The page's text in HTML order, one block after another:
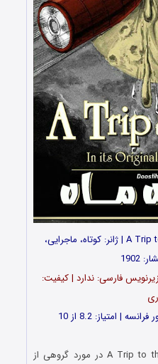
– A Trip to the Moon | ژانر: کوتاه، ماجرایی،
1902
13 دقیقه | زیرنویس فارسی: ندارد | کیفیت:
فیلم سفر به ماه A Trip to the Moon 1902 در مورد گروهی از